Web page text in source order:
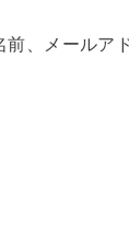
、メールア